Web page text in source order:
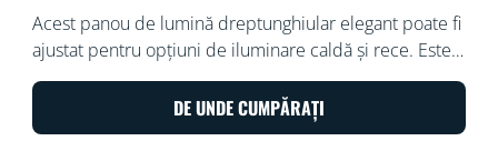
Acest panou de lumină dreptunghiular elegant poate fi
ajustat pentru opțiuni de iluminare caldă și rece. Este
ușor de instalat, reglabil și se integrează bine și în
estetica modernă a designului.
DE UNDE CUMPĂRAȚI